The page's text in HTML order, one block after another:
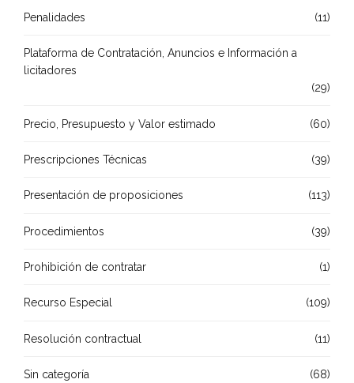
Penalidades (11)
Plataforma de Contratación, Anuncios e Información a
licitadores
(29)
Precio, Presupuesto y Valor estimado (60)
Prescripciones Técnicas (39)
Presentación de proposiciones (113)
Procedimientos (39)
Prohibición de contratar (1)
Recurso Especial (109)
Resolución contractual (11)
Sin categoría (68)